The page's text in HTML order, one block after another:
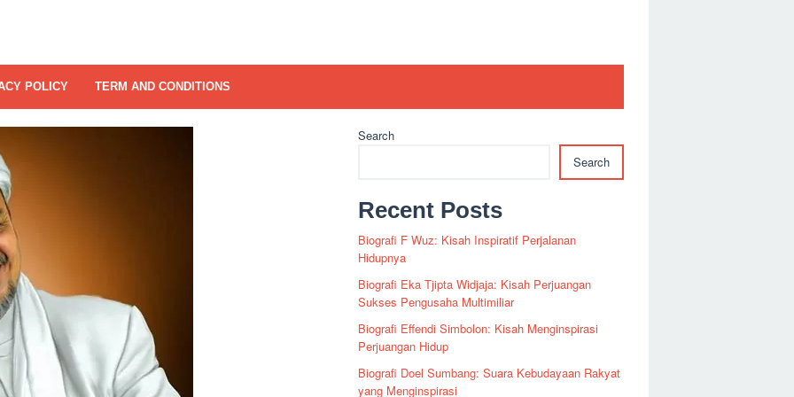
POLICY TERM AND CONDITIONS
Search
Search
Recent Posts
Biografi F Wuz: Kisah Inspiratif Perjalanan
Hidupnya
Biografi Eka Tjipta Widjaja: Kisah Perjuangan
Sukses Pengusaha Multimiliar
Biografi Effendi Simbolon: Kisah Menginspirasi
Perjuangan Hidup
Biografi Doel Sumbang: Suara Kebudayaan Rakyat
yang Menginspirasi